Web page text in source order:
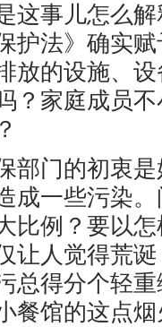
这事儿怎么
护法》确实
放的设施、
？家庭成员
门的初衷是
成一些污染
比例？要以
让人觉得荒
总得分个轻
餐馆的这点